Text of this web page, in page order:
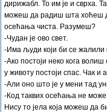
дирижабл. То им је и сврха.
можеш да радиш шта хоћеш
осећања чиста. Разумеш?
-Чудан је ово свет.
-Има људи који би се
-Ако постоји неко кога
у животу постоји спас. Чак
-Али оно што је у мени тад
-Код таквих осећања не
Нису то јела која можеш да